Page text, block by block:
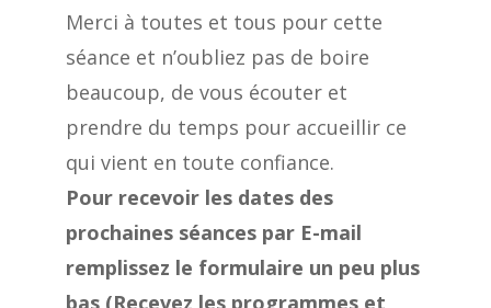
Merci à toutes et tous pour cette
séance et n’oubliez pas de boire
beaucoup, de vous écouter et
prendre du temps pour accueillir ce
qui vient en toute confiance.
Pour recevoir les dates des
prochaines séances par E-mail
remplissez le formulaire un peu plus
bas (Recevez les programmes et